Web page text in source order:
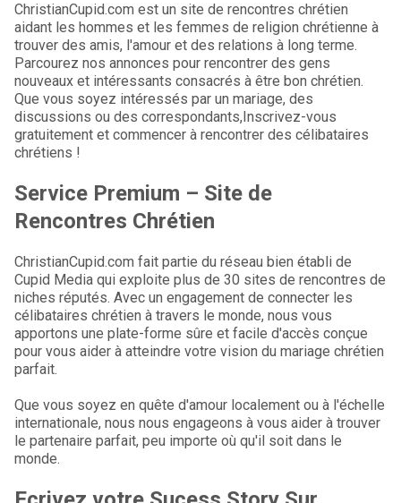
ChristianCupid.com est un site de rencontres chrétien
aidant les hommes et les femmes de religion chrétienne à
trouver des amis, l'amour et des relations à long terme.
Parcourez nos annonces pour rencontrer des gens
nouveaux et intéressants consacrés à être bon chrétien.
Que vous soyez intéressés par un mariage, des
discussions ou des correspondants,Inscrivez-vous
gratuitement et commencer à rencontrer des célibataires
chrétiens !
Service Premium – Site de
Rencontres Chrétien
ChristianCupid.com fait partie du réseau bien établi de
Cupid Media qui exploite plus de 30 sites de rencontres de
niches réputés. Avec un engagement de connecter les
célibataires chrétien à travers le monde, nous vous
apportons une plate-forme sûre et facile d'accès conçue
pour vous aider à atteindre votre vision du mariage chrétien
parfait.
Que vous soyez en quête d'amour localement ou à l'échelle
internationale, nous nous engageons à vous aider à trouver
le partenaire parfait, peu importe où qu'il soit dans le
monde.